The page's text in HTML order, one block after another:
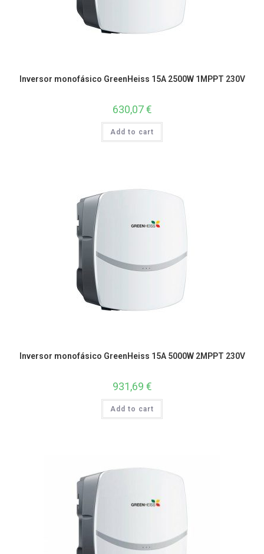
Inversor monofásico GreenHeiss 15A 2500W 1MPPT 230V
630,07€
Add to cart
Inversor monofásico GreenHeiss 15A 5000W 2MPPT 230V
931,69 €
Add to cart